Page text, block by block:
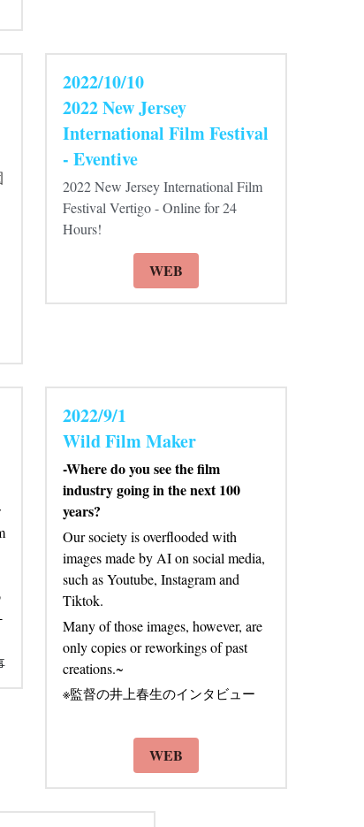
2022/10/10
2022 New Jersey
International Film Festival
- Eventive
2022 New Jersey International Film
Festival Vertigo - Online for 24
2022/9/1
Wild Film Maker
-Where do you see the film
industry going in the next 100
years?
Our society is overflooded with
such as Youtube, Instagram and
Tiktok.
Many of those images, however, are
only copies or reworkings of past
※監督の井上春生のインタビュー
WEB